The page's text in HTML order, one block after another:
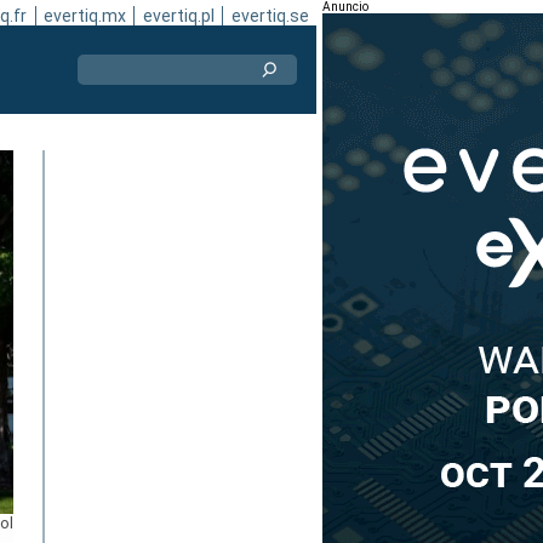
evertiq.mx evertiq.pl evertiq.se Anuncio